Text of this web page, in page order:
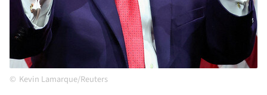
Kevin Lamarque/Reuters